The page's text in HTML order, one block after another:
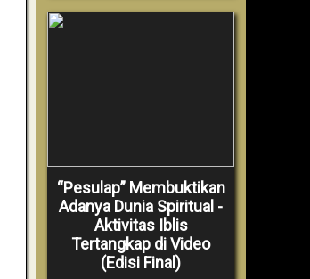
“Pesulap” Membuktikan
Adanya Dunia Spiritual -
Aktivitas Iblis
Tertangkap di Video
(Edisi Final)